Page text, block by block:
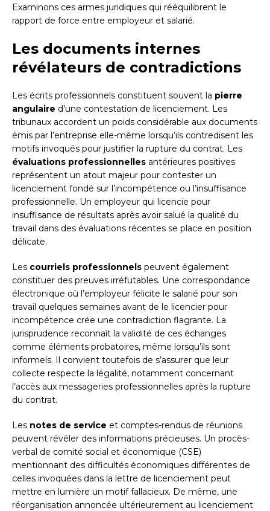
Examinons ces armes juridiques qui rééquilibrent le
rapport de force entre employeur et salarié.
Les documents internes
révélateurs de contradictions
Les écrits professionnels constituent souvent la pierre
angulaire d’une contestation de licenciement. Les
tribunaux accordent un poids considérable aux documents
émis par l’entreprise elle-même lorsqu’ils contredisent les
motifs invoqués pour justifier la rupture du contrat. Les
évaluations professionnelles antérieures positives
représentent un atout majeur pour contester un
licenciement fondé sur l’incompétence ou l’insuffisance
professionnelle. Un employeur qui licencie pour
insuffisance de résultats après avoir salué la qualité du
travail dans des évaluations récentes se place en position
délicate.
Les courriels professionnels peuvent également
constituer des preuves irréfutables. Une correspondance
électronique où l’employeur félicite le salarié pour son
travail quelques semaines avant de le licencier pour
incompétence crée une contradiction flagrante. La
jurisprudence reconnaît la validité de ces échanges
comme éléments probatoires, même lorsqu’ils sont
informels. Il convient toutefois de s’assurer que leur
collecte respecte la légalité, notamment concernant
l’accès aux messageries professionnelles après la rupture
du contrat.
Les notes de service et comptes-rendus de réunions
peuvent révéler des informations précieuses. Un procès-
verbal de comité social et économique (CSE)
mentionnant des difficultés économiques différentes de
celles invoquées dans la lettre de licenciement peut
mettre en lumière un motif fallacieux. De même, une
réorganisation annoncée ultérieurement au licenciement